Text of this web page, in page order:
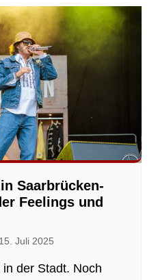
Saarbrücken-
Feelings und
15. Juli 2025
der Stadt. Noch